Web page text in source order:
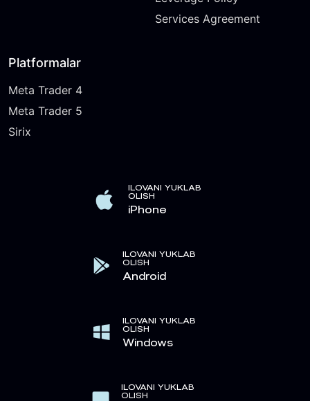
Services Agreement
Platformalar
Meta Trader 4
Meta Trader 5
Sirix
ILOVANI YUKLAB
OLISH
iPhone
ILOVANI YUKLAB
OLISH
Android
ILOVANI YUKLAB
OLISH
Windows
ILOVANI YUKLAB
OLISH